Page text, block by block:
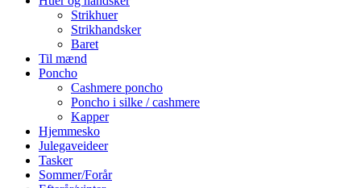
Strikhuer
Strikhandsker
Baret
Til mænd
Poncho
Cashmere poncho
Poncho i silke / cashmere
Kapper
Hjemmesko
Julegaveideer
Tasker
Sommer/Forår